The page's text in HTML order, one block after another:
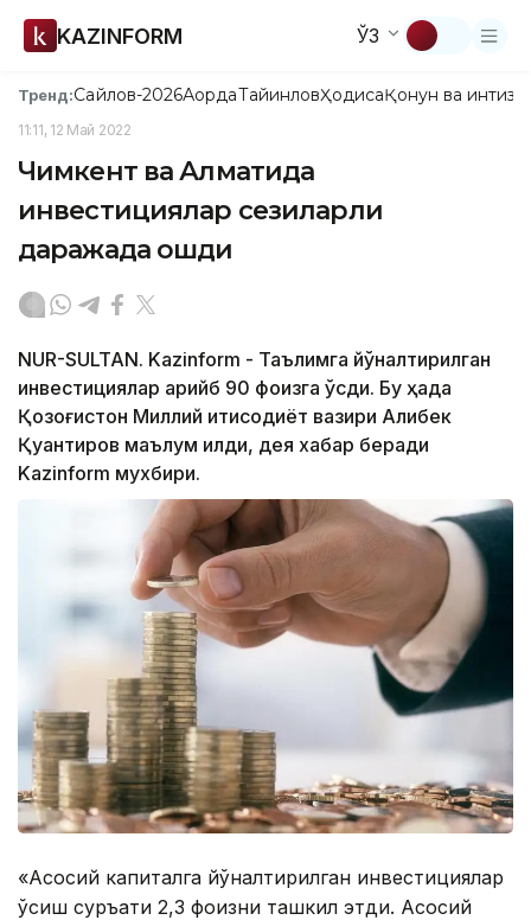
KAZINFORM ЎЗ
Тренд:Сайлов-2026АқордаТайинловҲодисаҚонун ва
11:11, 12 Май 2022
Чимкент ва Алматида
инвестициялар сезиларли
даражада ошди
NUR-SULTAN. Kazinform - Таълимга йўналтирилган
инвестициялар қарийб 90 фоизга ўсди. Бу ҳақда
Қозоғистон Миллий иқтисодиёт вазири Алибек
Қуантиров маълум қилди, дея хабар беради
Kazinform мухбири.
«Асосий капиталга йўналтирилган инвестициялар
ўсиш суръати 2,3 фоизни ташкил этди. Асосий